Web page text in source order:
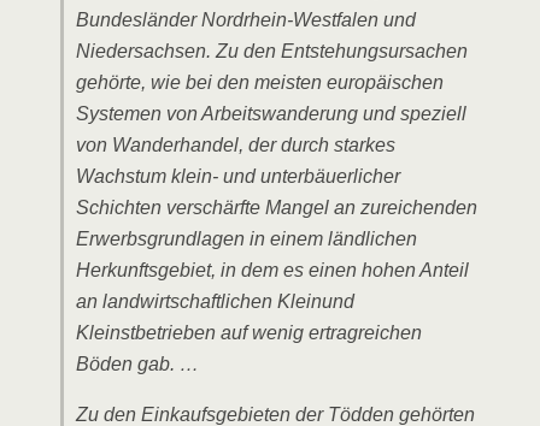
Bundesländer Nordrhein-Westfalen und
Niedersachsen. Zu den Entstehungsursachen
gehörte, wie bei den meisten europäischen
Systemen von Arbeitswanderung und speziell
von Wanderhandel, der durch starkes
Wachstum klein- und unterbäuerlicher
Schichten verschärfte Mangel an zureichenden
Erwerbsgrundlagen in einem ländlichen
Herkunftsgebiet, in dem es einen hohen Anteil
an landwirtschaftlichen Kleinund
Kleinstbetrieben auf wenig ertragreichen
Böden gab. …
Zu den Einkaufsgebieten der Tödden gehörten